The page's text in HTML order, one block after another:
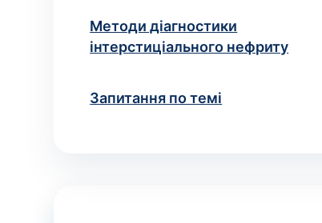
Методи діагностики
інтерстиціального нефриту
Запитання по темі